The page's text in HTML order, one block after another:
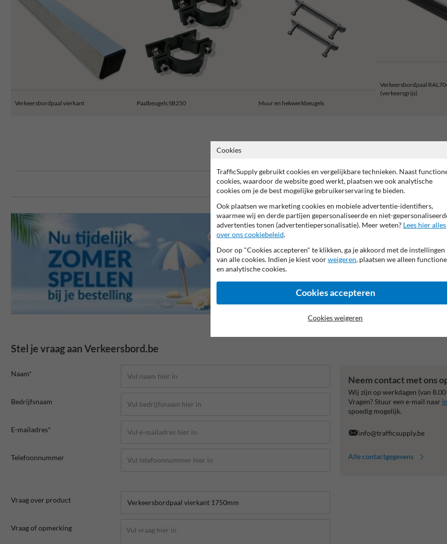
Verkeersbordpaal vierkant Paalbeugels SB250 Muur en hekwerkbeugels
Verkeersbordpaal
(verkeersgrijs)
2 jaar fabrieksgarantie CE keurmerk Made in EU
Stel je vraag aan Verkeersbord.be
Naam*
Bedrijfsnaam
E-mailadres*
Telefoonnummer
Vraag over product
Vraag of opmerking
Neem contact met ons
Wij zijn op werkdagen (van
Vragen? Stuur een e-mail naar
spoedig mogelijk.
info@trafficsupply.be
Alle contactgegevens
Cookies
TrafficSupply gebruikt cookies en vergelijkbare technieken. Naast
cookies, waardoor de website goed werkt, plaatsen we ook analytische
cookies om je de best mogelijke gebruikerservaring te bieden.
Ook plaatsen we marketing cookies en mobiele advertentie-identifiers,
waarmee wij en derde partijen gepersonaliseerde en niet-
advertenties tonen (advertentiepersonalisatie). Meer weten? Lees hier alles
over ons cookiebeleid.
Door op "Cookies accepteren" te klikken, ga je akkoord met de instellingen
van alle cookies. Indien je kiest voorweigeren, plaatsen we alleen
en analytische cookies.
Cookies accepteren
Cookies weigeren